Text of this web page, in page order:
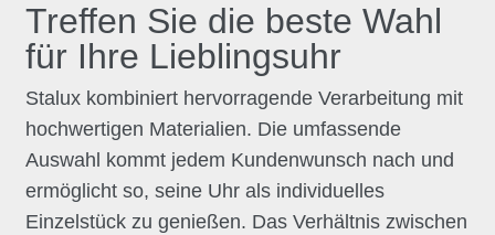
Treffen Sie die beste Wahl
für Ihre Lieblingsuhr
Stalux kombiniert hervorragende Verarbeitung mit
hochwertigen Materialien. Die umfassende
Auswahl kommt jedem Kundenwunsch nach und
ermöglicht so, seine Uhr als individuelles
Einzelstück zu genießen. Das Verhältnis zwischen